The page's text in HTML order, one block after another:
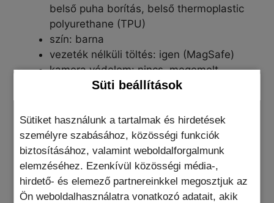
Süti beállítások
Sütiket használunk a tartalmak és hirdetések
személyre szabásához, közösségi funkciók
biztosításához, valamint weboldalforgalmunk
elemzéséhez. Ezenkívül közösségi média-,
hirdető- és elemező partnereinkkel megosztjuk az
Ön weboldalhasználatra vonatkozó adatait, akik
belső puha borítás, belső thermoplastic
polyurethane (TPU)
szín: barna
vezeték nélküli töltés: igen (MagSafe)
kamera védelem: nincs, megemelt
kamerasziget védelem
iPhone telefontok
További információk
Ajándék termék